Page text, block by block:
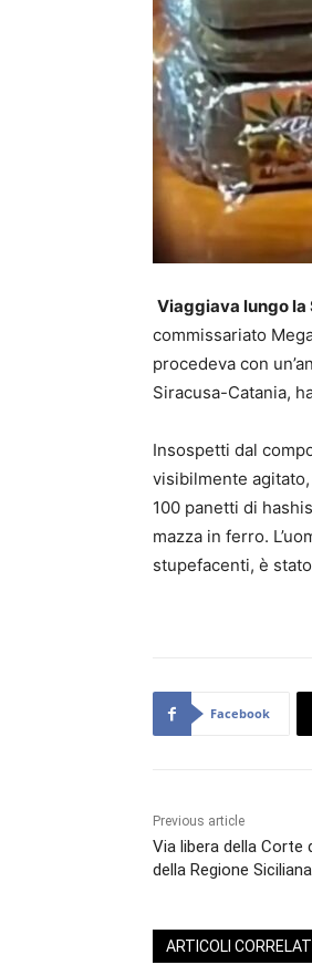
Viaggiava lungo la
commissariato
procedeva con
Siracusa-Catania,
Insospetti dal
visibilmente
100 panetti di
mazza in ferro.
stupefacenti, è
Facebook
Previous article
Via libera della Corte
della Regione Siciliana
ARTICOLI CORRELATI